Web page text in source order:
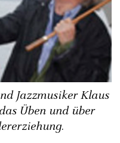
Jazzmusiker Klaus
Üben und über